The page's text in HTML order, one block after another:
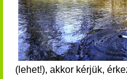
(lehet!), akkor kérjük,